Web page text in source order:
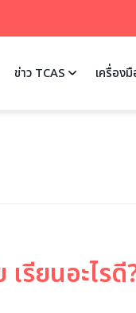
ข่าว TCAS เครื่อง
รียนอะไรดี